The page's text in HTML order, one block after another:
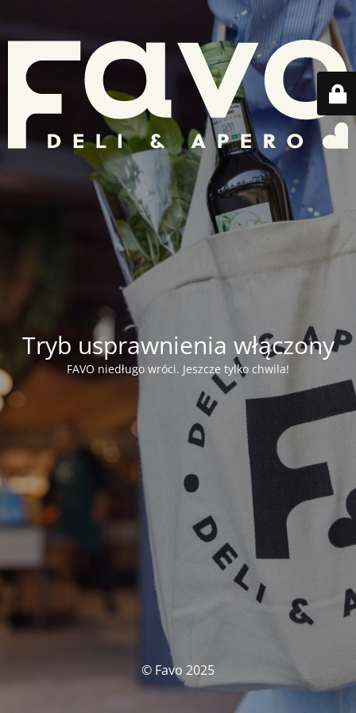
Tryb usprawnienia włączony
FAVO niedługo wróci. Jeszcze tylko chwila!
© Favo 2025